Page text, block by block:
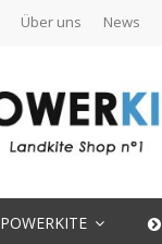
Über uns News
POWERKITE